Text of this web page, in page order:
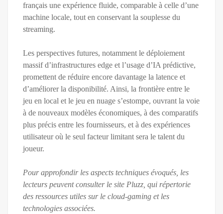
français une expérience fluide, comparable à celle d’une
machine locale, tout en conservant la souplesse du
streaming.
Les perspectives futures, notamment le déploiement
massif d’infrastructures edge et l’usage d’IA prédictive,
promettent de réduire encore davantage la latence et
d’améliorer la disponibilité. Ainsi, la frontière entre le
jeu en local et le jeu en nuage s’estompe, ouvrant la voie
à de nouveaux modèles économiques, à des comparatifs
plus précis entre les fournisseurs, et à des expériences
utilisateur où le seul facteur limitant sera le talent du
joueur.
Pour approfondir les aspects techniques évoqués, les
lecteurs peuvent consulter le site Pluzz, qui répertorie
des ressources utiles sur le cloud‑gaming et les
technologies associées.